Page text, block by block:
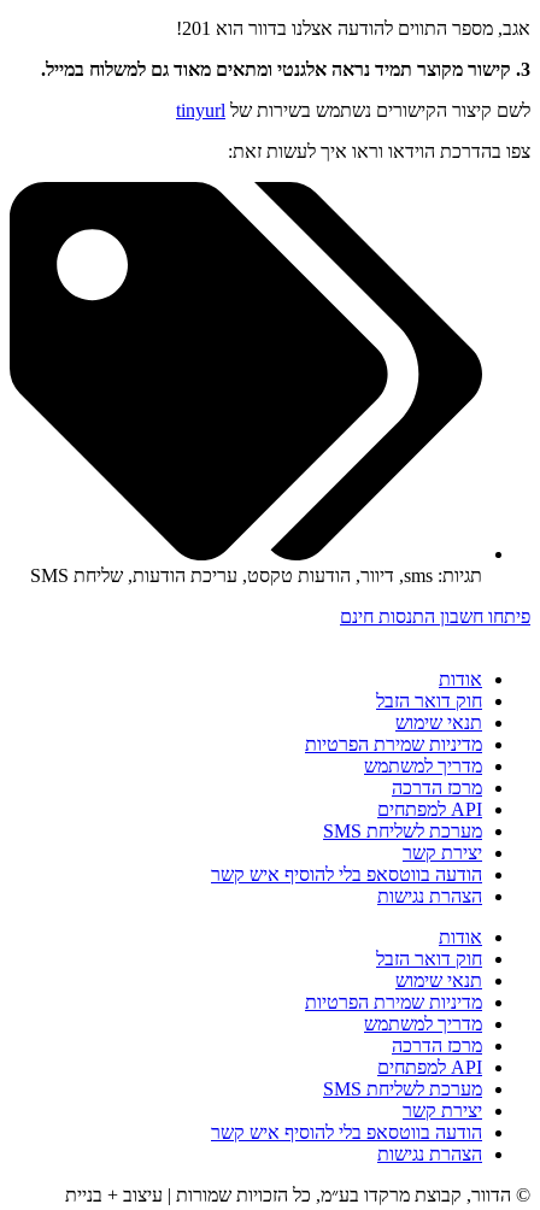
מספר התווים להודעה אצלנו בדוור הוא 201!
קיצור הקישורים נשתמש בשירות שלtinyurl
בהדרכת הוידאו וראו איך לעשות זאת:
תגיות:sms
,דיוור,הודעות טקסט,עריכת הודעות,שליחת SMS
חשבון התנסות חינם
אודות
חוק דואר הזבל
תנאי שימוש
מדיניות שמירת הפרטיות
מדריך למשתמש
מרכז הדרכה
API למפתחים
מערכת לשליחת SMS
יצירת קשר
הודעה בווטסאפ בלי להוסיף איש קשר
הצהרת נגישות
אודות
חוק דואר הזבל
תנאי שימוש
מדיניות שמירת הפרטיות
מדריך למשתמש
מרכז הדרכה
API למפתחים
מערכת לשליחת SMS
יצירת קשר
הודעה בווטסאפ בלי להוסיף איש קשר
הצהרת נגישות
הדוור, קבוצת מרקדו בע״מ, כל הזכויות שמורות | עיצוב + בניית